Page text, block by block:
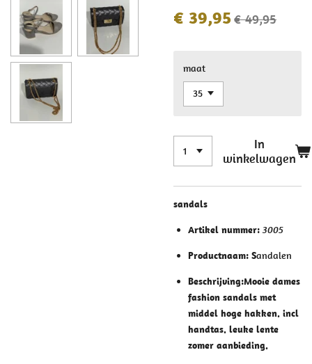
€ 39,95 € 49,95
maat
In
winkelwagen
sandals
Artikel nummer:3005
Productnaam: Sandalen
Beschrijving:Mooie dames
fashion sandals met
middel hoge hakken. incl
handtas. leuke lente
zomer aanbieding.